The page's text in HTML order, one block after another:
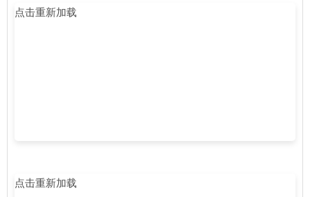
点击重新加载
点击重新加载